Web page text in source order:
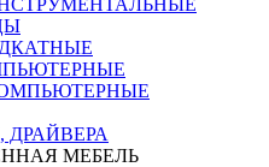
ДРАЙВЕРА
МЕБЕЛЬ